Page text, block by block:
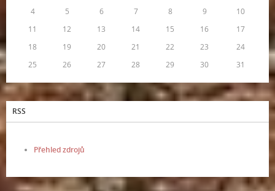
4
5 6 7 8 9
10
11
12 13 14 15 16
17
18
19 20 21 22 23
24
25
26 27 28 29 30 31
RSS
Přehled zdrojů